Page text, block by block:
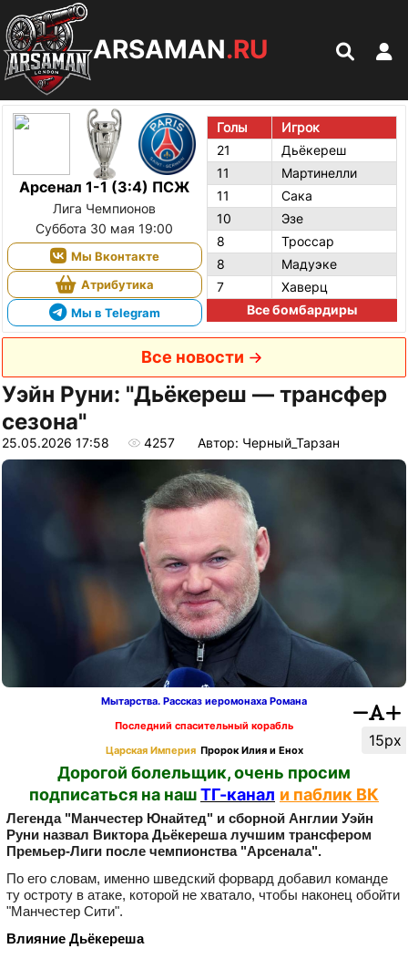
ARSAMAN.RU
Арсенал 1-1 (3:4) ПСЖ
Лига Чемпионов
Суббота 30 мая 19:00
Мы Вконтакте
Атрибутика
Мы в Telegram
Голы
Игрок
21
Дьёкереш
11
Мартинелли
11
Сака
10
Эзе
8
Троссар
8
Мадуэке
7
Хаверц
Все бомбардиры
Все новости
Уэйн Руни: "Дьёкереш — трансфер
сезона"
25.05.2026 17:58 4257 Автор: Черный_Тарзан
15px
Мытарства. Рассказ иеромонаха Романа
Последний спасительный корабль
Царская Империя Пророк Илия и Енох
Дорогой болельщик, очень просим
подписаться на нашТГ-канал и паблик ВК
Легенда "Манчестер Юнайтед" и сборной Англии Уэйн
Руни назвал Виктора Дьёкереша лучшим трансфером
Премьер‑Лиги после чемпионства "Арсенала".
По его словам, именно шведский форвард добавил команде
ту остроту в атаке, которой не хватало, чтобы наконец обойти
"Манчестер Сити".
Влияние Дьёкереша